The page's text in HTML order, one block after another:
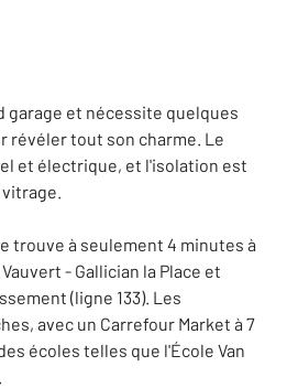
garage et nécessite quelques
révéler tout son charme. Le
et électrique, et l'isolation est
trouve à seulement 4 minutes à
- Gallician la Place et
(ligne 133). Les
avec un Carrefour Market à 7
écoles telles que l'École Van